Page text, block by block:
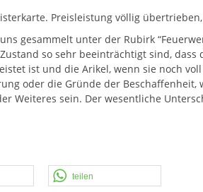
Preisleistung völlig
gesammelt unter der Rubirk
so sehr beeinträchtigt sind,
ist und die Arikel, wenn sie noch
oder die Gründe der
Weiteres sein. Der wesentliche
teilen